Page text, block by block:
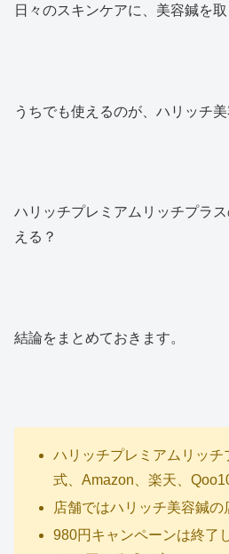
日々のスキンケアに、美容鍼を取
うちでも使えるのが、ハリッチ美
ハリッチプレミアムリッチプラ
える？
結論をまとめておきます。
ハリッチプレミアムリッチ
式、Amazon、楽天、
店舗ではハリッチ美容鍼の
980円キャンペーンは終了